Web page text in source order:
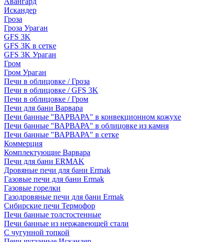
Искандер
Гроза
Гроза Ураган
GFS 3K
GFS 3K в сетке
GFS 3K Ураган
Гром
Гром Ураган
Печи в облицовке / Гроза
Печи в облицовке / GFS 3K
Печи в облицовке / Гром
Печи для бани Варвара
Печи банные "ВАРВАРА" в конвекционном кожухе
Печи банные "ВАРВАРА" в облицовке из камня
Печи банные "ВАРВАРА" в сетке
Коммерция
Комплектующие Варвара
Печи для бани ERMAK
Дровяные печи для бани Ermak
Газовые печи для бани Ermak
Газовые горелки
Газодровяные печи для бани Ermak
Сибирские печи Термофор
Печи банные толстостенные
Печи банные из нержавеющей стали
С чугунной топкой